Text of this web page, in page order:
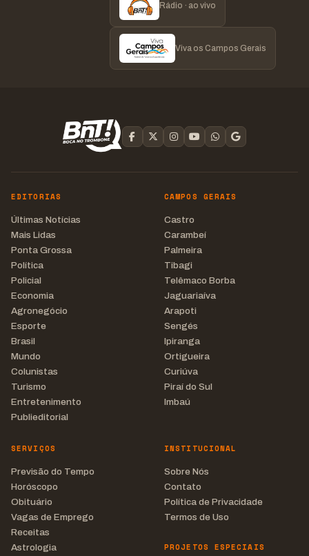
Rádio · ao vivo
Viva os Campos Gerais
EDITORIAS
Últimas Notícias
Mais Lidas
Ponta Grossa
Política
Policial
Economia
Agronegócio
Esporte
Brasil
Mundo
Colunistas
Turismo
Entretenimento
Publieditorial
CAMPOS GERAIS
Castro
Carambeí
Palmeira
Tibagi
Telêmaco Borba
Jaguariaíva
Arapoti
Sengés
Ipiranga
Ortigueira
Curiúva
Piraí do Sul
Imbaú
SERVIÇOS
Previsão do Tempo
Horóscopo
Obituário
Vagas de Emprego
Receitas
Astrologia
INSTITUCIONAL
Sobre Nós
Contato
Política de Privacidade
Termos de Uso
PROJETOS ESPECIAIS